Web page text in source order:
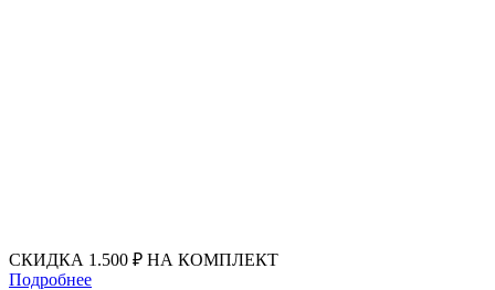
СКИДКА 1.500 ₽ НА КОМПЛЕКТ
Подробнее